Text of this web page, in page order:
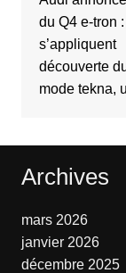
du Q4 e-tron
s’appliquent
découverte
mode tekna,
Archives
mars 2026
janvier 2026
décembre 2025